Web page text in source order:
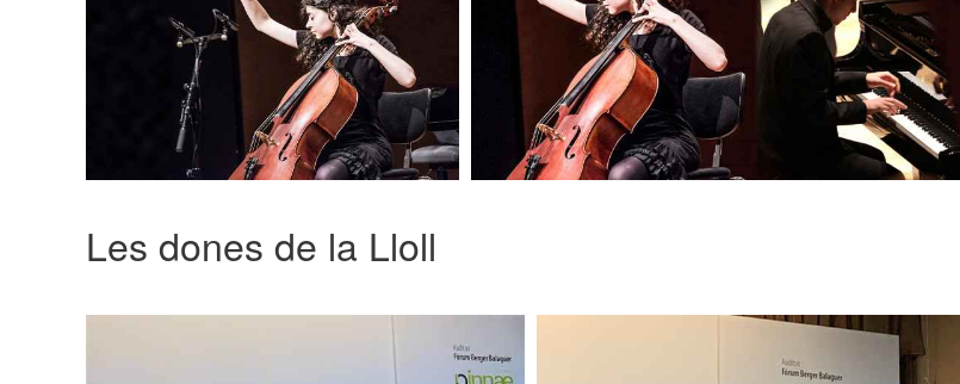
Les dones de la Lloll